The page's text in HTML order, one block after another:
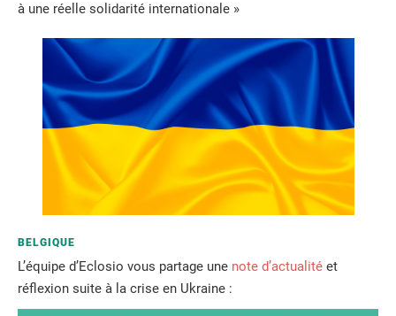
à une réelle solidarité internationale »
BELGIQUE
L’équipe d’Eclosio vous partage une note d’actualité et
réflexion suite à la crise en Ukraine :